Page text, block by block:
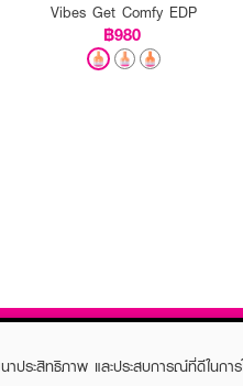
Vibes Get Comfy EDP
฿980
าประสิทธิภาพ และประสบการณ์ที่ดีในก